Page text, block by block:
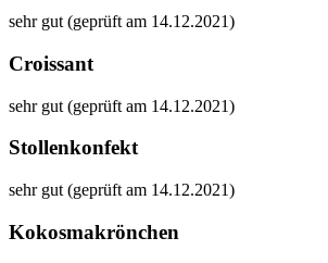
sehr gut (geprüft am 14.12.2021)
Croissant
sehr gut (geprüft am 14.12.2021)
Stollenkonfekt
sehr gut (geprüft am 14.12.2021)
Kokosmakrönchen